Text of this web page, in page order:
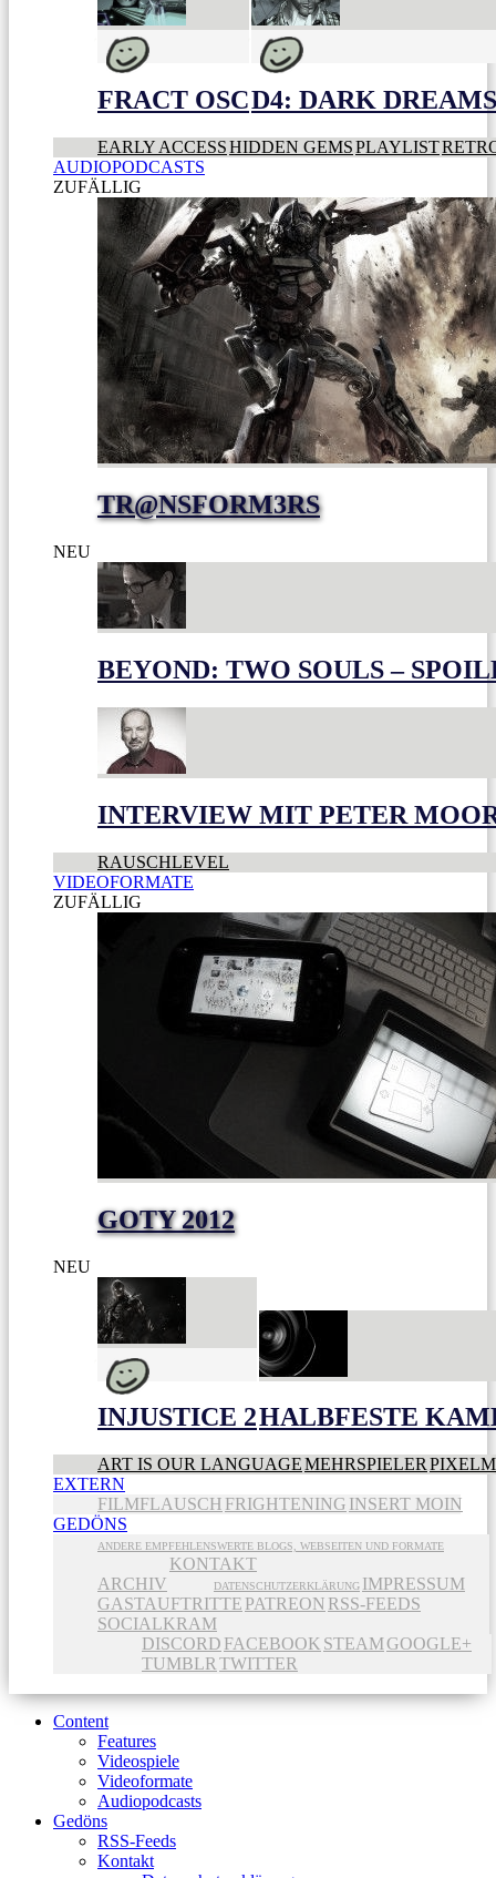
FRACT OSCD4: DARK
EARLY ACCESSHIDDEN GEMSPLAYLIST
AUDIOPODCASTS
ZUFÄLLIG
TR@NSFORM3RS
NEU
BEYOND: TWO SOULS –
INTERVIEW MIT PETER
RAUSCHLEVEL
VIDEOFORMATE
ZUFÄLLIG
GOTY 2012
NEU
INJUSTICE 2HALBFESTE
ART IS OUR LANGUAGEMEHRSPIELER
EXTERN
FILMFLAUSCH FRIGHTENING INSERT MOIN
GEDÖNS
ANDERE EMPFEHLENSWERTE BLOGS, WEBSEITEN UND FORMATE
ARCHIV
KONTAKT
DATENSCHUTZERKLÄRUNG IMPRESSUM
GASTAUFTRITTE PATREON RSS-FEEDS
SOCIALKRAM
DISCORD FACEBOOK STEAMGOOGLE+
TUMBLR TWITTER
Content
Features
Videospiele
Videoformate
Audiopodcasts
Gedöns
RSS-Feeds
Kontakt